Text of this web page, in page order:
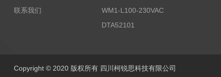
联系我们
WM1-L100-230VAC
DTA52101
Copyright © 2020 版权所有 四川柯锐思科技有限公司